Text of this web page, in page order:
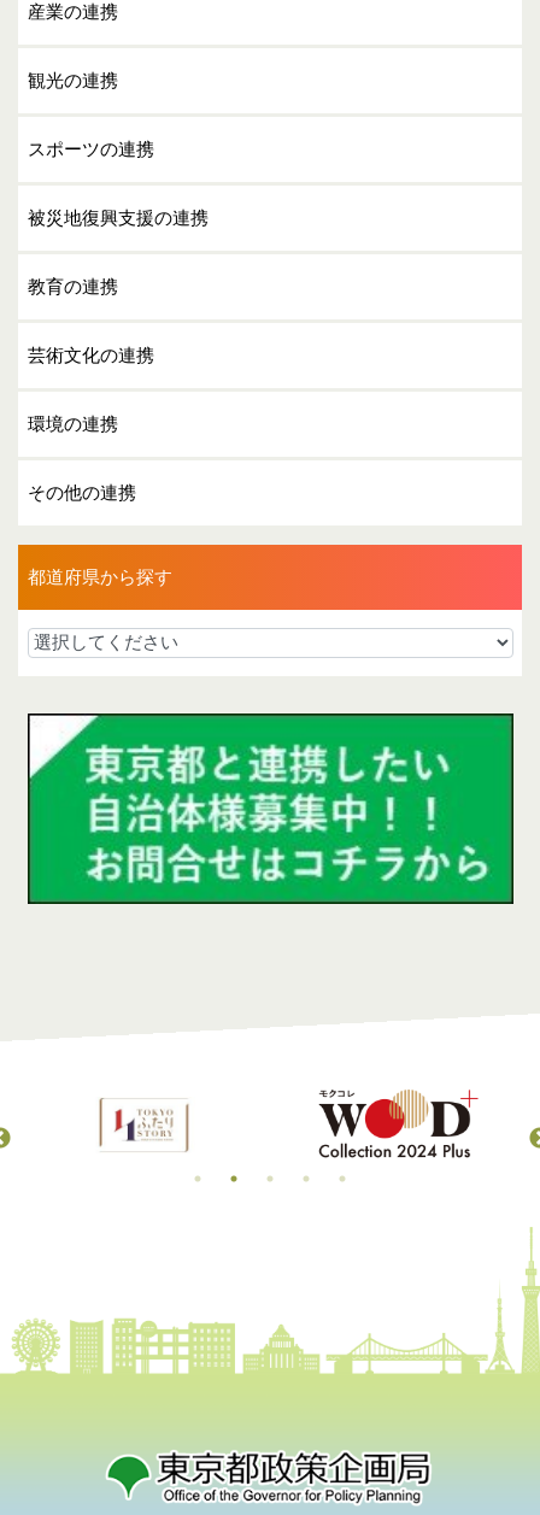
産業の連携
観光の連携
スポーツの連携
被災地復興支援の連携
教育の連携
芸術文化の連携
環境の連携
その他の連携
都道府県から探す